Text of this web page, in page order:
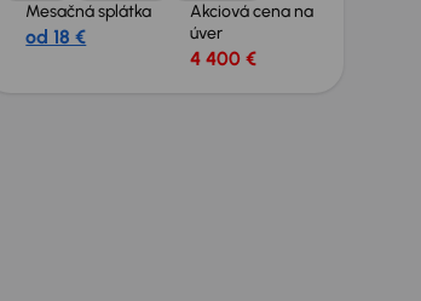
Mesačná splátka
od 18 €
Akciová cena na
úver
4 400 €